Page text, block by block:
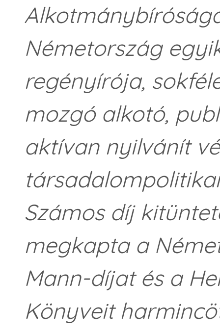
Németország
regényírója,
mozgó alkotó,
aktívan nyilvánít
Számos díj
megkapta a
Mann-díjat és a
Könyveit